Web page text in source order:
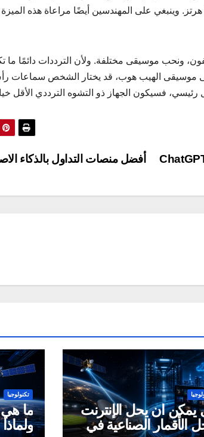
قادرة عمومًا على سماع كل شيء بين 20 و20,000 هرتز. وينبغي على المهندسين أيضًا
ونحب موسيقى مختلفة. ولأن الترددات دائمًا
إلى موسيقى الهيب هوب، قد يختار الشخص
فسيكون الجهاز ذو التشوه الترددي الأقل
أفضل منصات التداول بالذكاء
يمكن أن يحل الإنترنت
الأقمار الصناعية في
تكنولوجيا
ما هي